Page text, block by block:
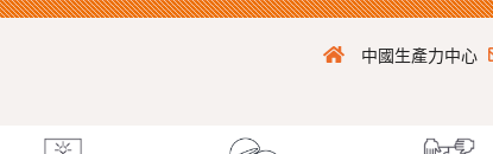
中國生產力中心